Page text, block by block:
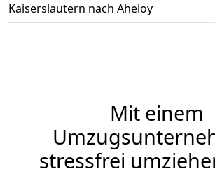
Kaiserslautern nach Aheloy
Mit einem
stressfrei